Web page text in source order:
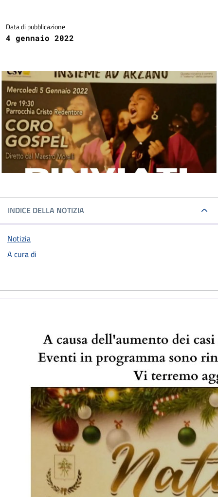
Data di pubblicazione
4 gennaio 2022
INDICE DELLA NOTIZIA
Notizia
A cura di